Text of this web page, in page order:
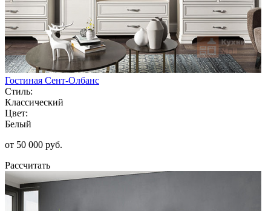
Гостиная Сент-Олбанс
Стиль:
Классический
Цвет:
Белый
от 50 000 руб.
Рассчитать